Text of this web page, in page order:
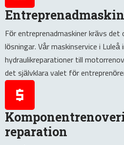
För entreprenadmaskiner krävs
lösningar. Vår maskinservice i
hydraulikreparationer till
det självklara valet för
reparation